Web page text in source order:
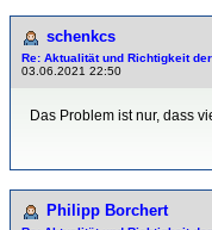
schenkcs
Re: Aktualität und Richtigkeit
03.06.2021 22:50
Das Problem ist nur, dass
Philipp Borchert